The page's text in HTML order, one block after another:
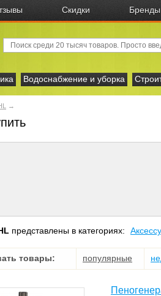
Скидки Бренды
Водоснабжение и уборка
→
представлены в категориях:
товары: популярные